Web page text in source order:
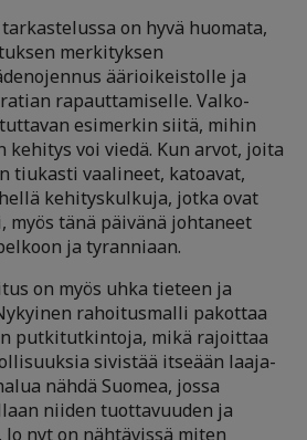
on hyvä huomata,
merkityksen
äärioikeistolle ja
rapauttamiselle. Valko-
esimerkin siitä, mihin
voi viedä. Kun arvot, joita
tiukasti vaalineet, katoavat,
kehityskulkuja, jotka ovat
tänä päivänä johtaneet
ja tyranniaan.
on myös uhka tieteen ja
rahoitusmalli pakottaa
putkitutkintoja, mikä rajoittaa
sivistää itseään laaja-
nähdä Suomea, jossa
niiden tuottavuuden ja
nyt on nähtävissä miten